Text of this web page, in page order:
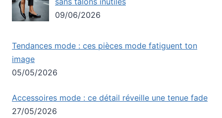
09/06/2026
Tendances mode : ces pièces mode fatiguent ton
image
05/05/2026
Accessoires mode : ce détail réveille une tenue fade
27/05/2026